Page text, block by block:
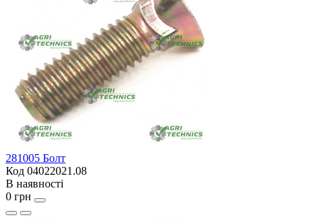
281005 Болт
Код 04022021.08
В наявності
0 грн